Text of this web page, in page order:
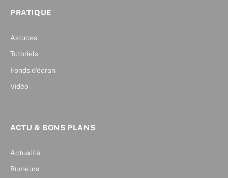
PRATIQUE
Astuces
Tutoriels
Fonds d’écran
Vidéo
ACTU & BONS PLANS
Actualité
Rumeurs